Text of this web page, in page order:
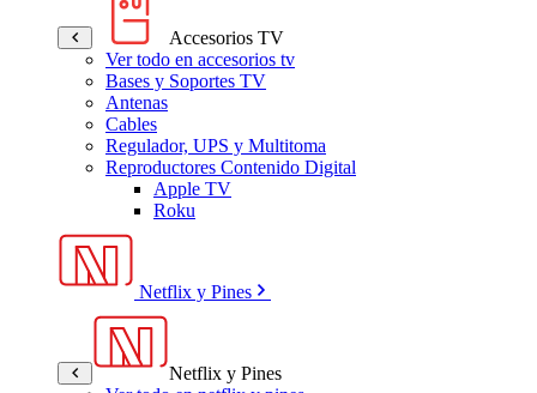
Accesorios TV
Ver todo en accesorios tv
Bases y Soportes TV
Antenas
Cables
Regulador, UPS y Multitoma
Reproductores Contenido Digital
Apple TV
Roku
Netflix y Pines
Netflix y Pines